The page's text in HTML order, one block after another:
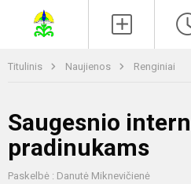
Titulinis Naujienos Renginiai
Saugesnio
pradinukams
Paskelbė : Danutė Miknevičienė